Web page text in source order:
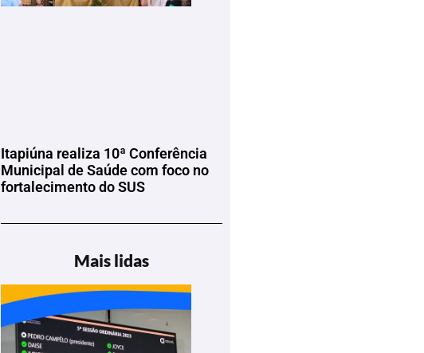
Itapiúna realiza 10ª Conferência
Municipal de Saúde com foco no
fortalecimento do SUS
Mais lidas